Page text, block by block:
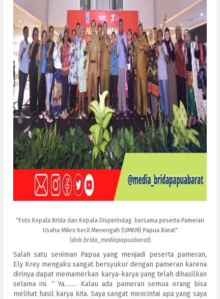
"Foto Kepala Brida dan Kepala Disperindag bersama peserta Pameran
Usaha Mikro Kecil Menengah (UMKM) Papua Barat"
(dok.brida_mediapapuabarat)
Salah satu seniman Papua yang menjadi peserta pameran,
Ely Krey mengaku sangat bersyukur dengan pameran karena
dirinya dapat memamerkan karya-karya yang telah dihasilkan
selama ini. “ Ya……. Kalau ada pameran semua orang bisa
melihat hasil karya kita. Saya sangat mencintai apa yang saya